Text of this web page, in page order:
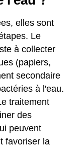
elles sont
Le
à collecter
(papiers,
secondaire
à l'eau.
traitement
des
peuvent
favoriser la